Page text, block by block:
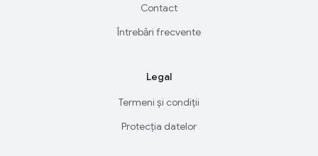
Contact
Întrebări frecvente
Legal
Termeni și condiții
Protecția datelor